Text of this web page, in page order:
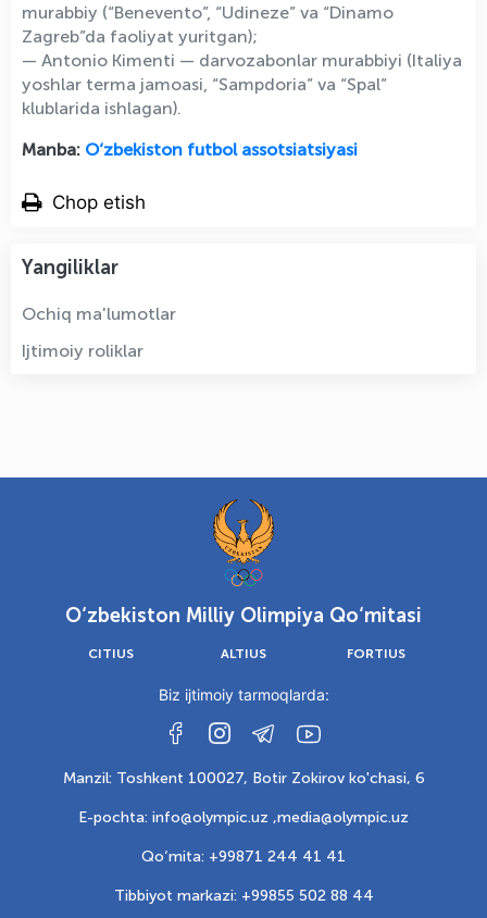
murabbiy (“Benevento”, “Udineze” va “Dinamo
Zagreb”da faoliyat yuritgan);
— Antonio Kimenti — darvozabonlar murabbiyi (Italiya
yoshlar terma jamoasi, “Sampdoria” va “Spal”
klublarida ishlagan).
Manba: O‘zbekiston futbol assotsiatsiyasi
Chop etish
Yangiliklar
Ochiq ma'lumotlar
Ijtimoiy roliklar
O‘zbekiston Milliy Olimpiya Qo‘mitasi
CITIUS ALTIUS FORTIUS
Biz ijtimoiy tarmoqlarda:
Manzil: Toshkent 100027, Botir Zokirov ko'chasi, 6
E-pochta: info@olympic.uz ,media@olympic.uz
Qo‘mita: +99871 244 41 41
Tibbiyot markazi: +99855 502 88 44